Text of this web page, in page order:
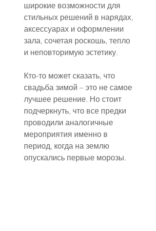
широкие возможности для
стильных решений в нарядах,
аксессуарах и оформлении
зала, сочетая роскошь, тепло
и неповторимую эстетику.
Кто-то может сказать, что
свадьба зимой – это не самое
лучшее решение. Но стоит
подчеркнуть, что все предки
проводили аналогичные
мероприятия именно в
период, когда на землю
опускались первые морозы.